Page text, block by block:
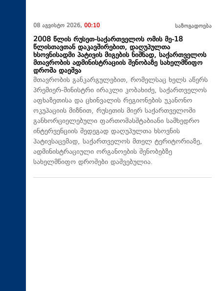
08 აგვისტო 2026, 00:10 საზოგადოება
2008 წლის რუსეთ-საქართველოს ომის მე-18
წლისთავთან დაკავშირებით, დაღუპულთა
ხსოვნისადმი პატივის მიგების ნიშნად, საქართველოს
მთავრობის ადმინისტრაციის შენობაზე სახელმწიფო
დროშა დაეშვა
მთავრობის განკარგულებით, რომელსაც ხელს აწერს
პრემიერ-მინისტრი ირაკლი კობახიძე, საქართველოს
აფხაზეთისა და ცხინვალის რეგიონების უკანონო
ოკუპაციის მიზნით, რუსეთის მიერ საქართველოში
განხორციელებული ფართომასშტაბიანი სამხედრო
ინტერვენციის შედეგად დაღუპულთა ხსოვნის
პატივსაცემად, საქართველოს მთელ ტერიტორიაზე,
ადმინისტრაციული ორგანოების შენობებზე
სახელმწიფო დროშები დაშვებულია.